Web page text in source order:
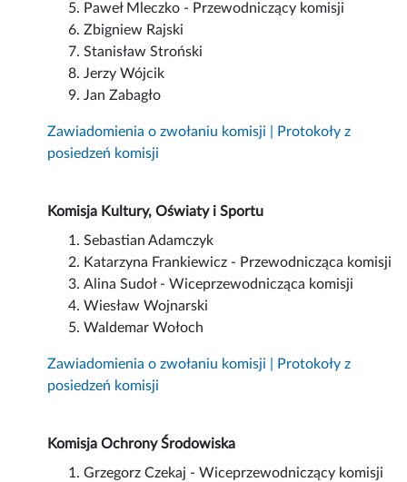
Paweł Mleczko - Przewodniczący komisji
Zbigniew Rajski
Stanisław Stroński
Jerzy Wójcik
Jan Zabagło
Zawiadomienia o zwołaniu komisji | Protokoły z
posiedzeń komisji
Komisja Kultury, Oświaty i Sportu
Sebastian Adamczyk
Katarzyna Frankiewicz - Przewodnicząca komisji
Alina Sudoł - Wiceprzewodnicząca komisji
Wiesław Wojnarski
Waldemar Wołoch
Zawiadomienia o zwołaniu komisji | Protokoły z
posiedzeń komisji
Komisja Ochrony Środowiska
Grzegorz Czekaj - Wiceprzewodniczący komisji